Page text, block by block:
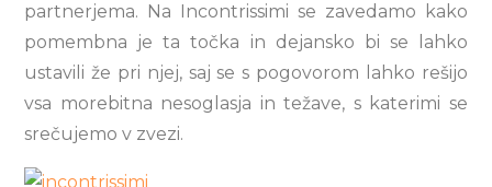
partnerjema. Na Incontrissimi se zavedamo kako
pomembna je ta točka in dejansko bi se lahko
ustavili že pri njej, saj se s pogovorom lahko rešijo
vsa morebitna nesoglasja in težave, s katerimi se
srečujemo v zvezi.